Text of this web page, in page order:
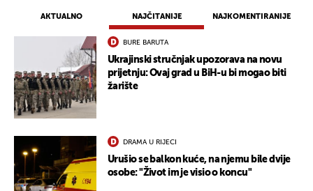
AKTUALNO NAJČITANIJE NAJKOMENTIRANIJE
BURE BARUTA
Ukrajinski stručnjak upozorava na novu
prijetnju: Ovaj grad u BiH-u bi mogao biti
žarište
DRAMA U RIJECI
Urušio se balkon kuće, na njemu bile dvije
osobe: "Život im je visio o koncu"